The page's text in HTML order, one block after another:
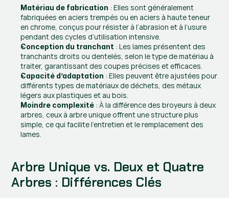
Matériau de fabrication : Elles sont généralement
fabriquées en aciers trempés ou en aciers à haute teneur
en chrome, conçus pour résister à l’abrasion et à l’usure
pendant des cycles d’utilisation intensive.
Conception du tranchant : Les lames présentent des
tranchants droits ou dentelés, selon le type de matériau à
traiter, garantissant des coupes précises et efficaces.
Capacité d’adaptation : Elles peuvent être ajustées pour
différents types de matériaux de déchets, des métaux
légers aux plastiques et au bois.
Moindre complexité : À la différence des broyeurs à deux
arbres, ceux à arbre unique offrent une structure plus
simple, ce qui facilite l’entretien et le remplacement des
lames.
Arbre Unique vs. Deux et Quatre
Arbres : Différences Clés